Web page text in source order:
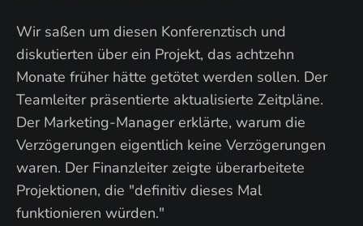
Wir saßen um diesen Konferenztisch und
diskutierten über ein Projekt, das achtzehn
Monate früher hätte getötet werden sollen. Der
Teamleiter präsentierte aktualisierte Zeitpläne.
Der Marketing-Manager erklärte, warum die
Verzögerungen eigentlich keine Verzögerungen
waren. Der Finanzleiter zeigte überarbeitete
Projektionen, die "definitiv dieses Mal
funktionieren würden."